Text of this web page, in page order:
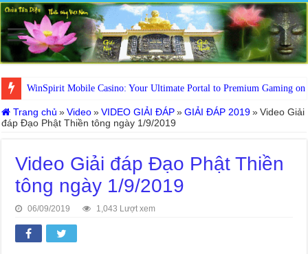
WinSpirit Mobile Casino: Your Ultimate Portal to Premium Gaming on
Trang chủ » Video » VIDEO GIẢI ĐÁP » GIẢI ĐÁP 2019 » Video Giải
đáp Đạo Phật Thiền tông ngày 1/9/2019
Video Giải đáp Đạo Phật Thiền
tông ngày 1/9/2019
06/09/2019 1,043 Lượt xem